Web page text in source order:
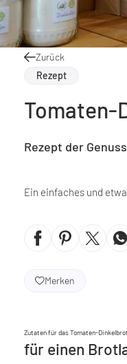
Zurück
Rezept
Tomaten-
Rezept der
Ein einfaches und
Merken
Zutaten für das Tomaten-Dinkelbrot
für einen